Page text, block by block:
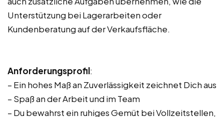
Unterstützung bei Lagerarbeiten oder
Kundenberatung auf der Verkaufsfläche.
Anforderungsprofil:
– Ein hohes Maß an Zuverlässigkeit zeichnet Dich aus
– Spaß an der Arbeit und im Team
– Du bewahrst ein ruhiges Gemüt bei Vollzeitstellen,